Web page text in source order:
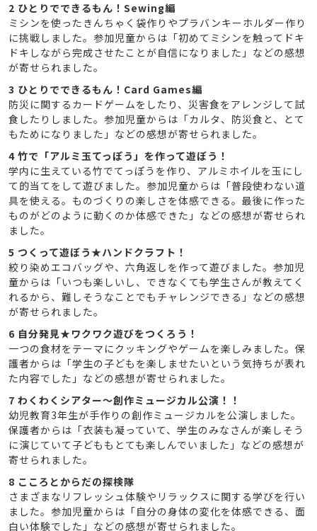
2 ひとりでできるもん！Sewing編
ミシンを使ったきんちゃく袋作りやプラバンキーホルダー作り
に挑戦しました。参加児童からは「初めてミシンを触ってドキ
ドキしながら完成させたことが自信になりました」などの感想
が寄せられました。
3 ひとりでできるもん！Card Games編
防災に関するカードゲームをしたり、災害食をアレンジして試
食したりしました。参加児童からは「カルタ、防災食と、とて
もためになりました」などの感想が寄せられました。
4 竹で「アルミ玉てっぽう」を作って遊ぼう！
学内に生えている竹でてっぽうを作り、アルミホイルを玉にし
て的当てをして遊びました。参加児童からは「普段使わない道
具を使える。ものづくりの楽しさを体感できる。最後に作った
ものがどのように動くのか体感できた」などの感想が寄せられ
ました。
5 つくって遊ぼう★ハンドクラフト！
絞り染めエコバッグや、六角返しを作って遊びました。参加児
童からは「いつも楽しいし、できなくても学生さんが教えてく
れるから、難しそうなことでもチャレンジできる」などの感想
が寄せられました。
6 自分発見★ワクワク遊びをつくろう！
一つの食材をテーマにクッキングやゲームを楽しみました。保
護者からは「学生の子どもを楽しませたいという気持ちが表れ
た内容でした」などの感想が寄せられました。
7 わくわくシアター〜創作ミュージカル公演！！
幼児教育3年生が手作りの創作ミュージカルを公演しました。
保護者からは「衣装も凝っていて、学生のみなさんが楽しそう
に演じていて子どももとても楽しんでいました」などの感想が
寄せられました。
8 こころとからだの探検隊
さまざまなリフレッシュ体験やリラックスに関する学びを行い
ました。参加児童からは「自分の身体の変化を体感できる、面
白い体験でした」などの感想が寄せられました。